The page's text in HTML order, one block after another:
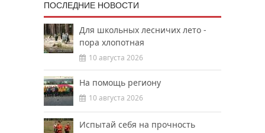
ПОСЛЕДНИЕ НОВОСТИ
Для школьных лесничих лето -
пора хлопотная
10 августа 2026
На помощь региону
10 августа 2026
Испытай себя на прочность